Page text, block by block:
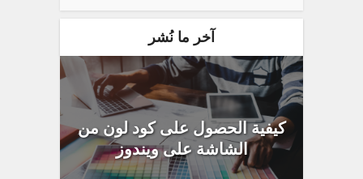
آخر ما نُشر
كيفية الحصول على كود لون من
الشاشة على ويندوز